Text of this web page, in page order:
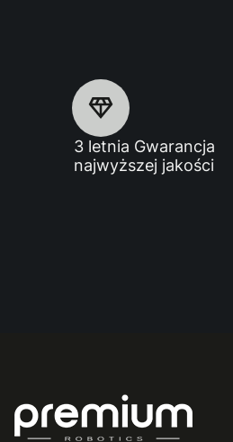
3 letnia Gwarancja
najwyższej jakości